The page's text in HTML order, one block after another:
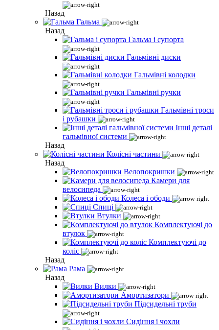
Назад
Гальма
Назад
Гальма і супорта
Гальмівні диски
Гальмівні колодки
Гальмівні ручки
Гальмівні троси
і рубашки
Інші деталі
гальмівної системи
Назад
Колісні частини
Назад
Велопокришки
Камери для
велосипеда
Колеса і ободи
Спиці
Втулки
Комплектуючі до
втулок
Комплектуючі до
коліс
Назад
Рама
Назад
Вилки
Амортизатори
Підсидельні труби
Сидіння і чохли